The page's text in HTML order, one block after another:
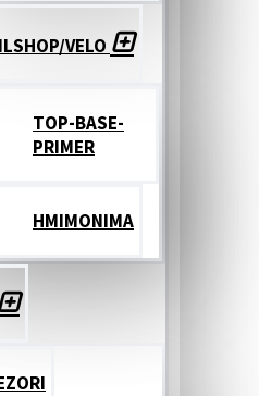
VELO
TOP-BASE-
PRIMER
ΗΜΙΜΟΝΙΜΑ